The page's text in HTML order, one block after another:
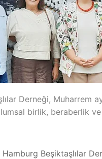
Derneği, Muharrem
birlik, beraberlik
Hamburg Beşiktaşlılar